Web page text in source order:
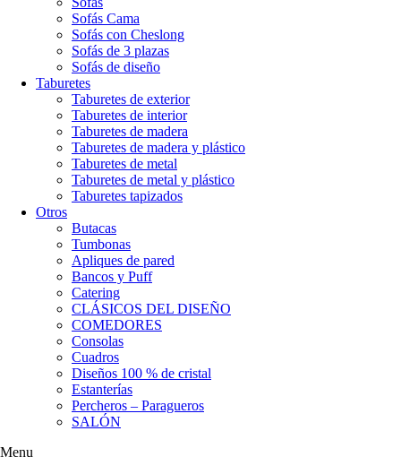
Sofás Cama
Sofás con Cheslong
Sofás de 3 plazas
Sofás de diseño
Taburetes
Taburetes de exterior
Taburetes de interior
Taburetes de madera
Taburetes de madera y plástico
Taburetes de metal
Taburetes de metal y plástico
Taburetes tapizados
Otros
Butacas
Tumbonas
Apliques de pared
Bancos y Puff
Catering
CLÁSICOS DEL DISEÑO
COMEDORES
Consolas
Cuadros
Diseños 100 % de cristal
Estanterías
Percheros – Paragueros
SALÓN
Menu